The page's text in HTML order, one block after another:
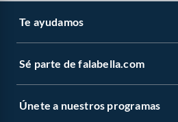
Te ayudamos
Sé parte de falabella.com
Únete a nuestros programas